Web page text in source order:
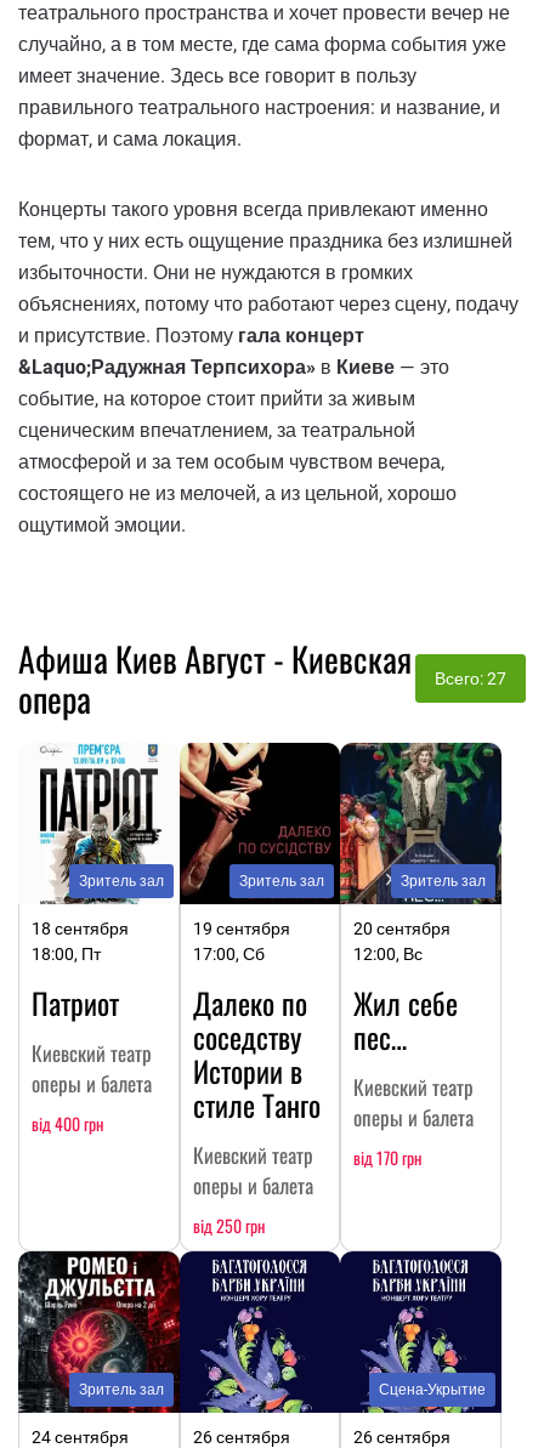
театрального пространства и хочет провести вечер не
случайно, а в том месте, где сама форма события уже
имеет значение. Здесь все говорит в пользу
правильного театрального настроения: и название, и
формат, и сама локация.
Концерты такого уровня всегда привлекают именно
тем, что у них есть ощущение праздника без излишней
избыточности. Они не нуждаются в громких
объяснениях, потому что работают через сцену, подачу
и присутствие. Поэтому гала концерт
&Laquo;Радужная Терпсихора» в Киеве — это
событие, на которое стоит прийти за живым
сценическим впечатлением, за театральной
атмосферой и за тем особым чувством вечера,
состоящего не из мелочей, а из цельной, хорошо
ощутимой эмоции.
Афиша Киев Август - Киевская
опера
Всего: 27
Зритель зал
18 сентября
18:00, Пт
Патриот
Киевский театр
оперы и балета
від 400 грн
Зритель зал
19 сентября
17:00, Сб
Далеко по
соседству
Истории в
стиле Танго
Киевский театр
оперы и балета
від 250 грн
Зритель зал
20 сентября
12:00, Вс
Жил себе
пес…
Киевский театр
оперы и балета
від 170 грн
Зритель зал
24 сентября
26 сентября
Сцена-Укрытие
26 сентября